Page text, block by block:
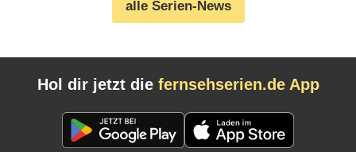
alle Serien-News
Hol dir jetzt die fernsehserien.de App